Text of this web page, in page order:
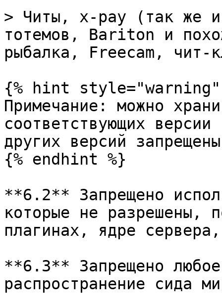
> Читы, х-рау (так же и
тотемов, Bariton и
рыбалка, Freecam, чит-
{% hint style="warning"
Примечание: можно
соответствующих
других версий
{% endhint %}
**6.2** Запрещено
которые не разрешены,
плагинах, ядре
**6.3** Запрещено
распространение сида